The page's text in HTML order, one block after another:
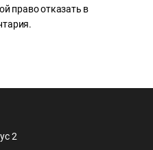
право отказать в
2